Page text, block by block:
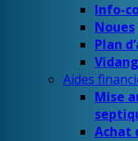
Info-
Noues
Plan
Aides
Mise
Achat